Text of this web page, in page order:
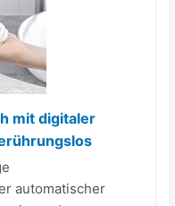
mit digitaler
automatischer